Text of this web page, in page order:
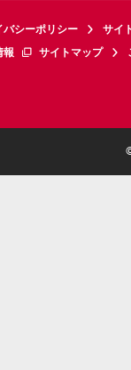
バシーポリシー
サイ
報 サイトマップ